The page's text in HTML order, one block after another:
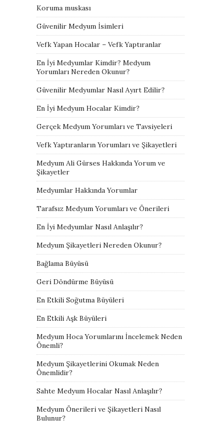
Koruma muskası
Güvenilir Medyum İsimleri
Vefk Yapan Hocalar – Vefk Yaptıranlar
En İyi Medyumlar Kimdir? Medyum
Yorumları Nereden Okunur?
Güvenilir Medyumlar Nasıl Ayırt Edilir?
En İyi Medyum Hocalar Kimdir?
Gerçek Medyum Yorumları ve Tavsiyeleri
Vefk Yaptıranların Yorumları ve Şikayetleri
Medyum Ali Gürses Hakkında Yorum ve
Şikayetler
Medyumlar Hakkında Yorumlar
Tarafsız Medyum Yorumları ve Önerileri
En İyi Medyumlar Nasıl Anlaşılır?
Medyum Şikayetleri Nereden Okunur?
Bağlama Büyüsü
Geri Döndürme Büyüsü
En Etkili Soğutma Büyüleri
En Etkili Aşk Büyüleri
Medyum Hoca Yorumlarını İncelemek Neden
Önemli?
Medyum Şikayetlerini Okumak Neden
Önemlidir?
Sahte Medyum Hocalar Nasıl Anlaşılır?
Medyum Önerileri ve Şikayetleri Nasıl
Bulunur?